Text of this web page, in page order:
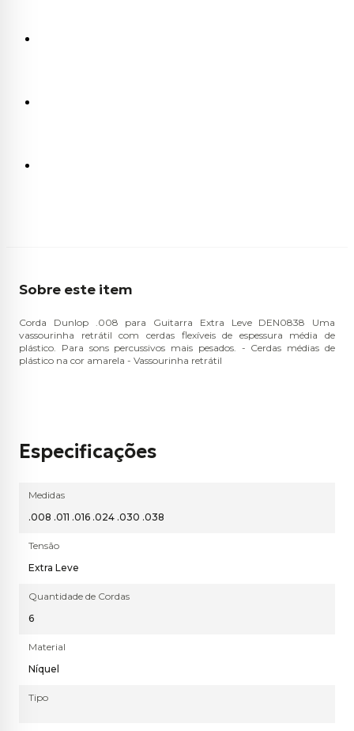
Sobre este item
Corda Dunlop .008 para Guitarra Extra Leve DEN0838 Uma
vassourinha retrátil com cerdas flexíveis de espessura média de
plástico. Para sons percussivos mais pesados. - Cerdas médias de
plástico na cor amarela - Vassourinha retrátil
Especificações
Medidas
.008 .011 .016 .024 .030 .038
Tensão
Extra Leve
Quantidade de Cordas
6
Material
Níquel
Tipo